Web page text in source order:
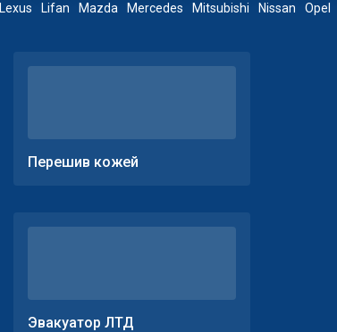
Lexus Lifan Mazda Mercedes Mitsubishi Nissan Opel
Перешив кожей
Эвакуатор ЛТД